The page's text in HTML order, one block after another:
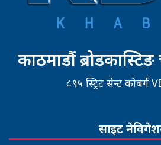
काठमाडौं ब्रोडकास्टिङ
८९५ स्ट्रिट सेन्ट कोबर्ग
साइट